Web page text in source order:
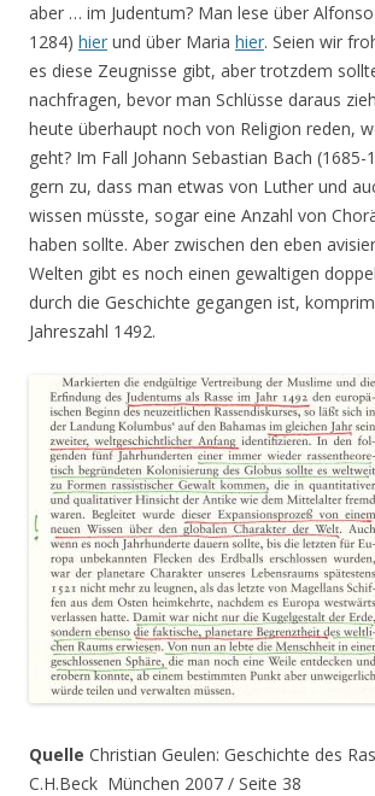
aber … im Judentum? Man lese über
1284) hier und über Maria hier. Seien wir
es diese Zeugnisse gibt, aber trotzdem
nachfragen, bevor man Schlüsse daraus
heute überhaupt noch von Religion reden,
geht? Im Fall Johann Sebastian Bach (1685-
gern zu, dass man etwas von Luther und
wissen müsste, sogar eine Anzahl von
haben sollte. Aber zwischen den eben
Welten gibt es noch einen gewaltigen
durch die Geschichte gegangen ist,
Jahreszahl 1492.
Quelle Christian Geulen: Geschichte des
C.H.Beck München 2007 / Seite 38